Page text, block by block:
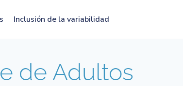
Inclusión de la variabilidad
de Adultos